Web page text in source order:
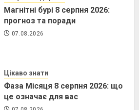
Магнітні бурі 8 серпня 2026:
прогноз та поради
07.08.2026
Цікаво знати
Фаза Місяця 8 серпня 2026: що
це означає для вас